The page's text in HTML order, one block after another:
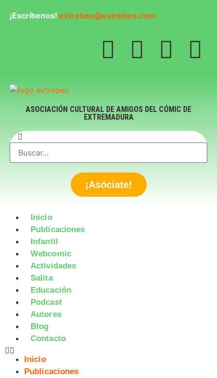
¡Escríbenos! extrebeo@extrebeo.com
ASOCIACIÓN CULTURAL DE AMIGOS DEL CÓMIC DE
EXTREMADURA
¡Asóciate!
Inicio
Publicaciones
Infantil
Webcomic
Actividades
Salita
Educación
Podcast
Autores
Blog
Contacto
Inicio
Publicaciones